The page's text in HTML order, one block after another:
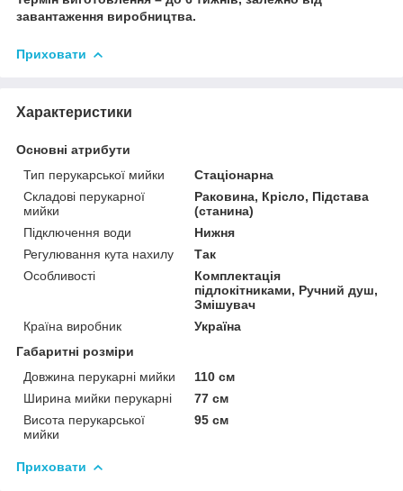
завантаження виробництва.
Приховати
Характеристики
Основні атрибути
Тип перукарської мийки
Стаціонарна
Складові перукарної
мийки
Раковина, Крісло, Підстава
(станина)
Підключення води
Нижня
Регулювання кута нахилу
Так
Особливості
Комплектація
підлокітниками, Ручний душ,
Змішувач
Країна виробник
Україна
Габаритні розміри
Довжина перукарні мийки
110 см
Ширина мийки перукарні
77 см
Висота перукарської
мийки
95 см
Приховати